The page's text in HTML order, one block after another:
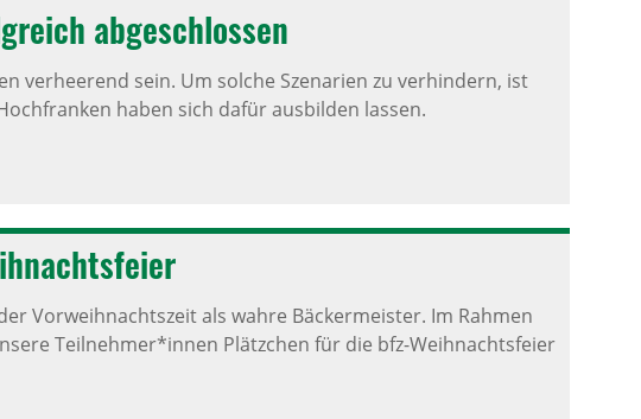
abge­schlossen
verheerend sein. Um solche Szenarien zu verhindern, ist
haben sich dafür ausbilden lassen.
Vorweihnachtszeit als wahre Bäckermeister. Im Rahmen
Teilnehmer*innen Plätzchen für die bfz-Weihnachtsfeier